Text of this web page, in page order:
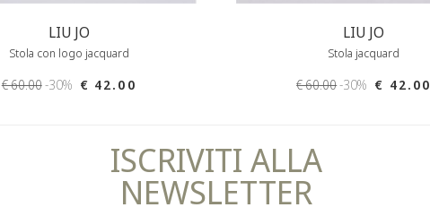
LIU JO
Stola con logo jacquard
€ 60.00-30% € 42.00
LIU JO
Stola jacquard
€ 60.00-30% € 42.00
ISCRIVITI ALLA
NEWSLETTER